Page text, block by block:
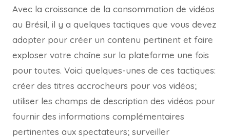
Avec la croissance de la consommation de vidéos
au Brésil, il y a quelques tactiques que vous devez
adopter pour créer un contenu pertinent et faire
exploser votre chaîne sur la plateforme une fois
pour toutes. Voici quelques-unes de ces tactiques:
créer des titres accrocheurs pour vos vidéos;
utiliser les champs de description des vidéos pour
fournir des informations complémentaires
pertinentes aux spectateurs; surveiller